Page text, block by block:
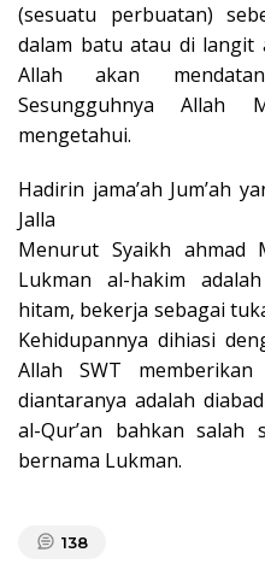
(sesuatu perbuatan)
dalam batu atau di langit
Allah akan
Sesungguhnya
mengetahui.
Hadirin jama’ah Jum’ah
Jalla
Menurut Syaikh ahmad
Lukman al-hakim
hitam, bekerja sebagai
Kehidupannya dihiasi
Allah SWT
diantaranya adalah
al-Qur’an bahkan salah
bernama Lukman.
138